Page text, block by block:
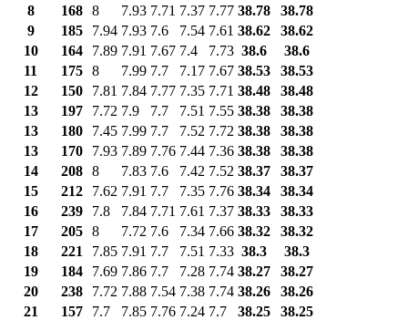
8
168 8 7.93 7.71 7.37 7.77 38.78
38.78
9
185 7.94 7.93 7.6 7.54 7.61 38.62
38.62
10
164 7.89 7.91 7.67 7.4 7.73 38.6
38.6
11
175 8 7.99 7.7 7.17 7.67 38.53
38.53
12
150 7.81 7.84 7.77 7.35 7.71 38.48
38.48
13
197 7.72 7.9 7.7 7.51 7.55 38.38
38.38
13
180 7.45 7.99 7.7 7.52 7.72 38.38
38.38
13
170 7.93 7.89 7.76 7.44 7.36 38.38
38.38
14
208 8 7.83 7.6 7.42 7.52 38.37
38.37
15
212 7.62 7.91 7.7 7.35 7.76 38.34
38.34
16
239 7.8 7.84 7.71 7.61 7.37 38.33
38.33
17
205 8 7.72 7.6 7.34 7.66 38.32
38.32
18
221 7.85 7.91 7.7 7.51 7.33 38.3
38.3
19
184 7.69 7.86 7.7 7.28 7.74 38.27
38.27
20
238 7.72 7.88 7.54 7.38 7.74 38.26
38.26
21
157 7.7 7.85 7.76 7.24 7.7 38.25
38.25